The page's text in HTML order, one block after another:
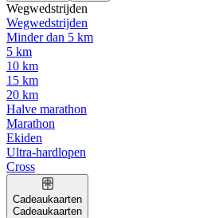
Wegwedstrijden
Wegwedstrijden
Minder dan 5 km
5 km
10 km
15 km
20 km
Halve marathon
Marathon
Ekiden
Ultra-hardlopen
Cross
Cadeaukaarten
Cadeaukaarten